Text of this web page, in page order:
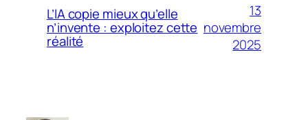
L’IA copie mieux qu’elle
n’invente : exploitez cette
réalité
13
novembre
2025